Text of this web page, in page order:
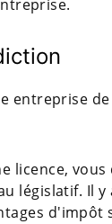
entreprise
licence,
législatif. Il
d'impôt